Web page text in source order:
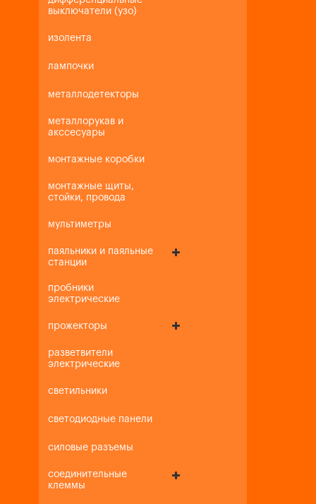
выключатели (узо)
изолента
лампочки
металлодетекторы
металлорукав и
акссесуары
монтажные коробки
монтажные щиты,
стойки, провода
мультиметры
паяльники и паяльные
станции
пробники
электрические
прожекторы
разветвители
электрические
светильники
светодиодные панели
силовые разъемы
соединительные
клеммы